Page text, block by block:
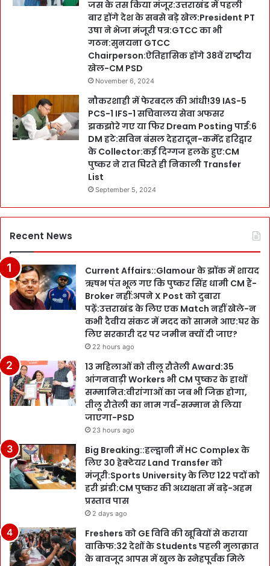
जस के तस किया मंजूर:उत्तराखंड में पहली
बार होंगे देश के सबसे बड़े खेल:President PT
उषा ने भेजा मंजूरी पत्र:GTCC का भी
गठन:सुनयना GTCC
Chairperson:ऐतिहासिक होंगे 38वें राष्ट्रीय
खेल-CM PSD
November 6, 2024
नौकरशाही में फेरबदल की आंधी!39 IAS-5
PCS-1 IFS-1 सचिवालय सेवा अफसर
झकझोरे गए या फिर Dream Posting पाई:6
DM हटे:सविन बंसल देहरादून-कर्मेंद्र हरिद्वार
के Collector:कई दिग्गज हलके हुए:CM
पुष्कर ने रात घिरते ही निकाली Transfer
List
September 5, 2024
Recent News
Current Affairs::Glamour के झोंक में शायद
ऋषभ पंत भूल गए कि पुष्कर सिंह धामी CM हैं-
Broker नहीं:अपने X Post को दुबारा
पढ़ें:उत्तराखंड के लिए एक Match नहीं खेले-न
कभी दैवीय संकट में मदद को सामने आए:घर के
लिए सरकारी दर पर जमीन क्यों दी जाए?
22 hours ago
13 महिलाओं को तीलू रौतेली Award:35
आंगनवाड़ी Workers भी CM पुष्कर के हाथों
सम्मानित:वीरांगाओं का जब भी जिक्र होगा,
तीलू रौतेली का नाम गर्व-सम्मान से लिया
जाएगा-PSD
23 hours ago
Big Breaking::हल्द्वानी में HC Complex के
लिए 30 हेक्टेयर Land Transfer को
मंजूरी:Sports University के लिए 122 पदों को
हरी झंडी:CM पुष्कर की अध्यक्षता में बड़े-अहम
प्रस्ताव पास
2 days ago
Freshers को GE विवि की खूबियों से कराया
वाकिफ:32 देशों के Students पहली मुलाक़ात
के बावजूद आपस में खुल के स्नेहपूर्वक मिले